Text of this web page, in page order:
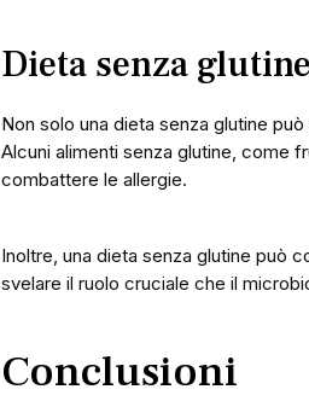
Dieta senza
Non solo una dieta senza glutine
Alcuni alimenti senza glutine, come
combattere le allergie.
Inoltre, una dieta senza glutine può
svelare il ruolo cruciale che il
Conclusioni